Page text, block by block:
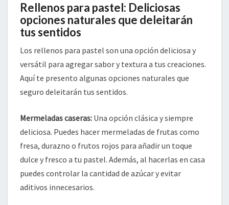
Rellenos para pastel: Deliciosas
opciones naturales que deleitarán
tus sentidos
Los rellenos para pastel son una opción deliciosa y
versátil para agregar sabor y textura a tus creaciones.
Aquí te presento algunas opciones naturales que
seguro deleitarán tus sentidos.
Mermeladas caseras: Una opción clásica y siempre
deliciosa. Puedes hacer mermeladas de frutas como
fresa, durazno o frutos rojos para añadir un toque
dulce y fresco a tu pastel. Además, al hacerlas en casa
puedes controlar la cantidad de azúcar y evitar
aditivos innecesarios.